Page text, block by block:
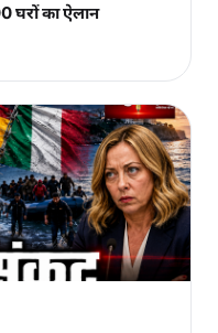
घरों का ऐलान